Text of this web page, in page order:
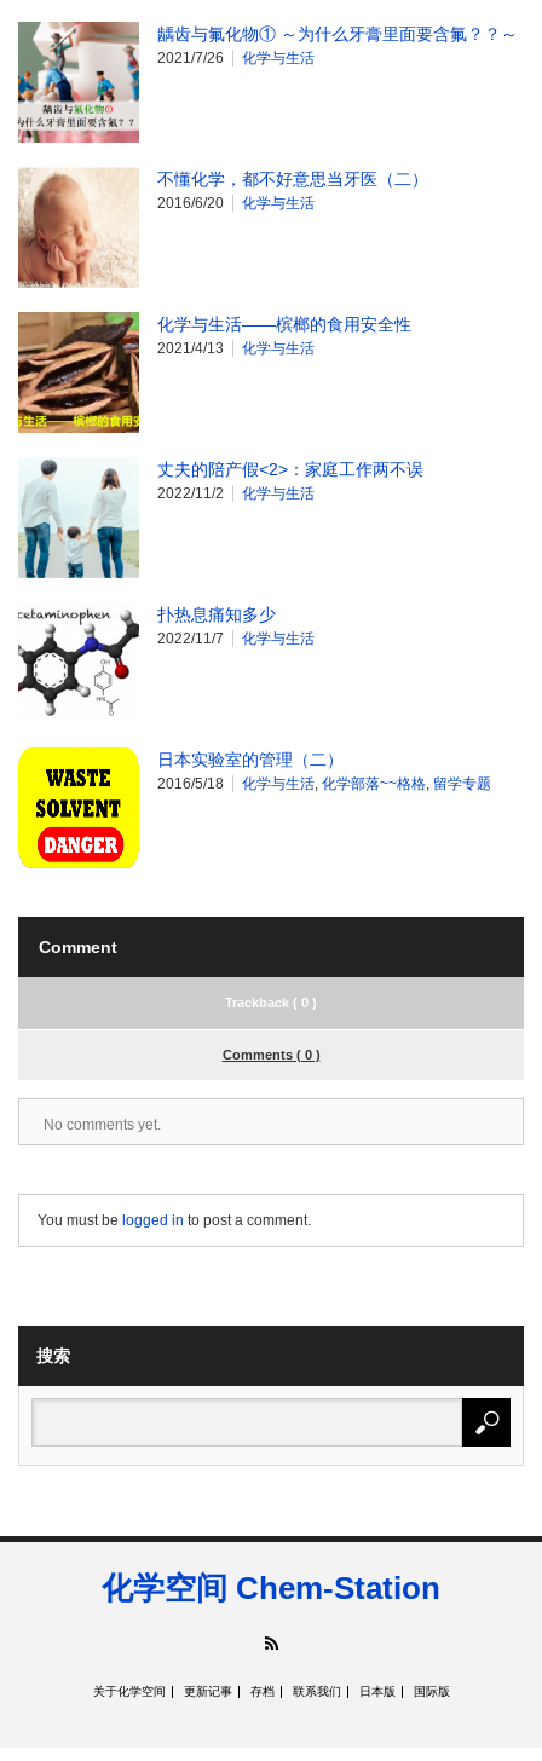
龋齿与氟化物① ～为什么牙膏里面要含氟？？～
2021/7/26 化学与生活
不懂化学，都不好意思当牙医（二）
2016/6/20 化学与生活
化学与生活——槟榔的食用安全性
2021/4/13 化学与生活
丈夫的陪产假<2>：家庭工作两不误
2022/11/2 化学与生活
扑热息痛知多少
2022/11/7 化学与生活
日本实验室的管理（二）
2016/5/18 化学与生活 化学部落~~格格 留学专题
Comment
Trackback ( 0 )
Comments ( 0 )
No comments yet.
You must be logged in to post a comment.
搜索
化学空间 Chem-Station
关于化学空间 更新记事 存档 联系我们 日本版 国际版